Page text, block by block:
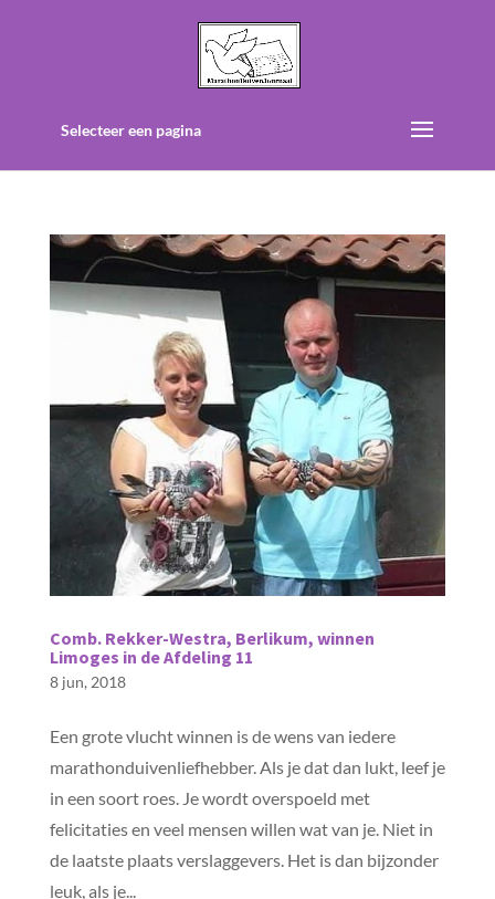
Selecteer een pagina
Comb. Rekker-Westra, Berlikum, winnen
Limoges in de Afdeling 11
8 jun, 2018
Een grote vlucht winnen is de wens van iedere
marathonduivenliefhebber. Als je dat dan lukt, leef je
in een soort roes. Je wordt overspoeld met
felicitaties en veel mensen willen wat van je. Niet in
de laatste plaats verslaggevers. Het is dan bijzonder
leuk, als je...